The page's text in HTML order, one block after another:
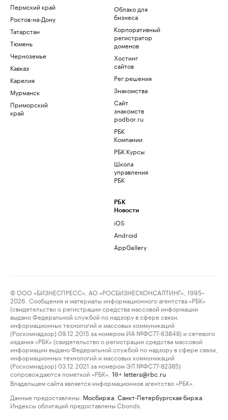
Пермский край
Ростов-на-Дону
Татарстан
Тюмень
Черноземье
Кавказ
Карелия
Мурманск
Приморский
край
Облако для
бизнеса
Корпоративный
регистратор
доменов
Хостинг
сайтов
Рег.решения
Знакомства
Сайт
знакомств
podbor.ru
РБК
Компании
РБК Курсы
Школа
управления
РБК
РБК
Новости
iOS
Android
AppGallery
© ООО «БИЗНЕСПРЕСС», АО «РОСБИЗНЕСКОНСАЛТИНГ», 1995–
2026. Сообщения и материалы информационного агентства «РБК»
(свидетельство о регистрации средства массовой информации
выдано Федеральной службой по надзору в сфере связи,
информационных технологий и массовых коммуникаций
(Роскомнадзор) 09.12.2015 за номером ИА №ФС77-63848) и сетевого
издания «РБК» (свидетельство о регистрации средства массовой
информации выдано Федеральной службой по надзору в сфере связи,
информационных технологий и массовых коммуникаций
(Роскомнадзор) 03.12.2021 за номером ЭЛ №ФС77-82385)
сопровождаются пометкой «РБК».
18+ letters@rbc.ru
Владельцем сайта является информационное агентство «РБК».
Данные предоставлены: Мосбиржа Санкт-Петербургская биржа
Индексы облигаций предоставлены Cbonds.